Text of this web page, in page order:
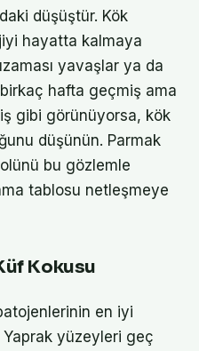
düşüştür. Kök
hayatta kalmaya
yavaşlar ya da
hafta geçmiş ama
gibi görünüyorsa, kök
düşünün. Parmak
bu gözlemle
tablosu netleşmeye
Kokusu
en iyi
Yaprak yüzeyleri geç